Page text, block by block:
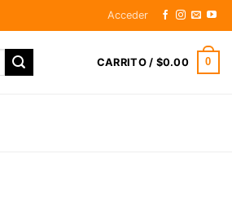
Acceder
CARRITO / $0.00 0